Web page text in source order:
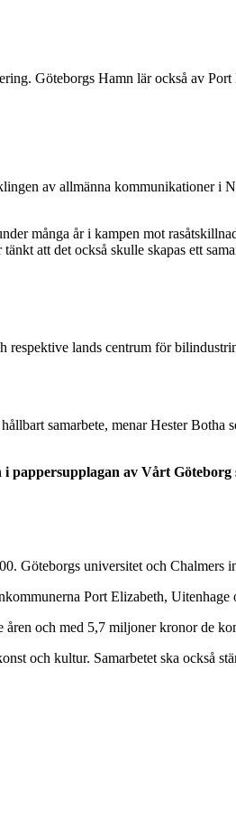
Göteborgs Hamn lär också av
av allmänna kommunikationer i
många år i kampen mot
att det också skulle skapas ett
respektive lands centrum för
samarbete, menar Hester Botha
pappersupplagan av Vårt Göteborg
Göteborgs universitet och Chalmers
Port Elizabeth, Uitenhage
och med 5,7 miljoner kronor de
och kultur. Samarbetet ska också